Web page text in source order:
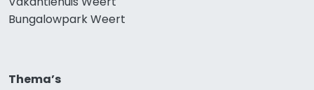
Bungalowpark Weert
Thema’s